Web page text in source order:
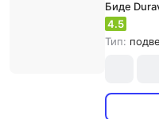
Биде
4.5
Тип: